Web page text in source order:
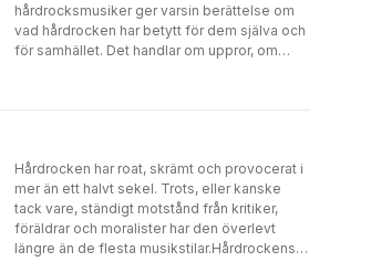
hårdrocksmusiker ger varsin berättelse om
vad hårdrocken har betytt för dem själva och
för samhället. Det handlar om uppror, om
Hårdrocken har roat, skrämt och provocerat i
mer än ett halvt sekel. Trots, eller kanske
tack vare, ständigt motstånd från kritiker,
föräldrar och moralister har den överlevt
längre än de flesta musikstilar.Hårdrockens